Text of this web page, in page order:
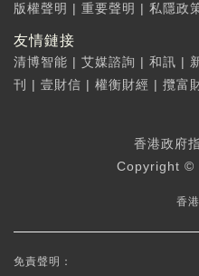
版權聲明 | 重要聲明 | 私隱政
友情鏈接
清博智能 | 艾媒諮詢 | 和訊 |
刊
| 壹財信 | 權衡財經 | 攬富
香港政府
Copyright ©
香
免責聲明：